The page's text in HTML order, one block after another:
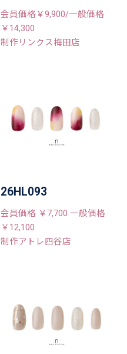
会員価格￥9,900/一般価格
￥14,300
制作リンクス梅田店
26HL093
会員価格 ￥7,700 一般価格
￥12,100
制作アトレ四谷店